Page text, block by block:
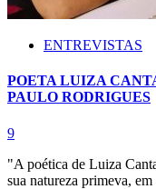
ENTREVISTAS
POETA LUIZA
PAULO RODRIGUES
9
"A poética de Luiza
sua natureza primeva,